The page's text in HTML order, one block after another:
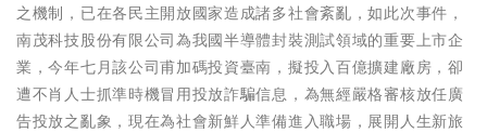
之機制，已在各民主開放國家造成諸多社會紊亂，如此次事件，
南茂科技股份有限公司為我國半導體封裝測試領域的重要上市企
業，今年七月該公司甫加碼投資臺南，擬投入百億擴建廠房，卻
遭不肖人士抓準時機冒用投放詐騙信息，為無經嚴格審核放任廣
告投放之亂象，現在為社會新鮮人準備進入職場，展開人生新旅